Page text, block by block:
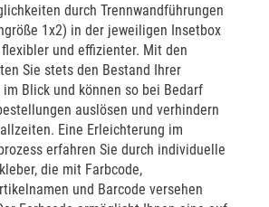
durch Trennwandführungen
1x2) in der jeweiligen Insetbox
und effizienter. Mit den
Sie stets den Bestand Ihrer
Blick und können so bei Bedarf
auslösen und verhindern
Eine Erleichterung im
erfahren Sie durch individuelle
die mit Farbcode,
und Barcode versehen